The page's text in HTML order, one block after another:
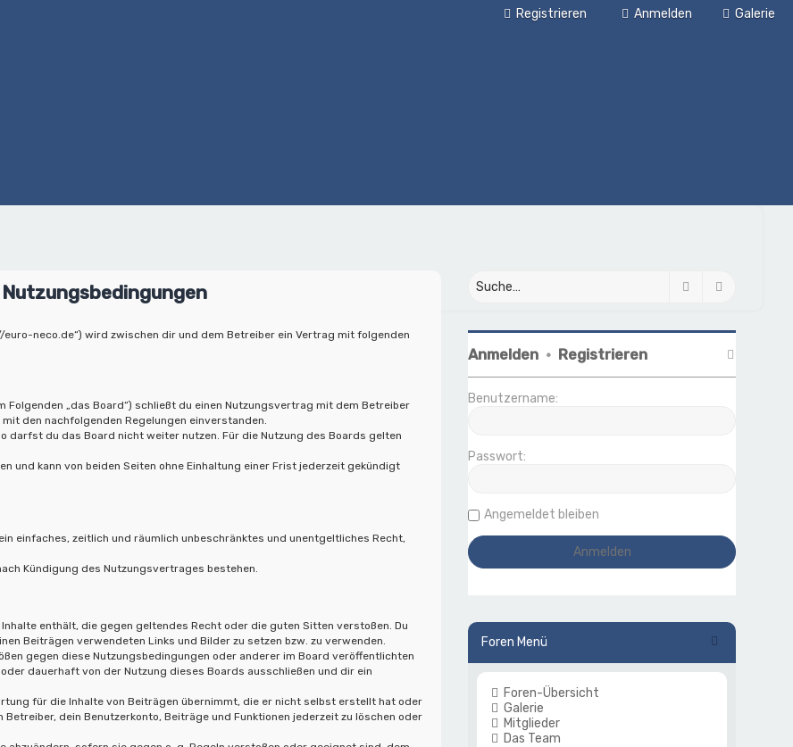
Galerie
Anmelden
Registrieren
euro-neco.de“) wird zwischen dir und dem Betreiber ein Vertrag mit folgenden
Folgenden „das Board“) schließt du einen Nutzungsvertrag mit dem Betreiber
den nachfolgenden Regelungen einverstanden.
darfst du das Board nicht weiter nutzen. Für die Nutzung des Boards gelten
und kann von beiden Seiten ohne Einhaltung einer Frist jederzeit gekündigt
einfaches, zeitlich und räumlich unbeschränktes und unentgeltliches Recht,
Kündigung des Nutzungsvertrages bestehen.
enthält, die gegen geltendes Recht oder die guten Sitten verstoßen. Du
Beiträgen verwendeten Links und Bilder zu setzen bzw. zu verwenden.
gegen diese Nutzungsbedingungen oder anderer im Board veröffentlichten
dauerhaft von der Nutzung dieses Boards ausschließen und dir ein
für die Inhalte von Beiträgen übernimmt, die er nicht selbst erstellt hat oder
dein Benutzerkonto, Beiträge und Funktionen jederzeit zu löschen oder
Suche
Anmelden • Registrieren
Benutzername:
Passwort:
Angemeldet bleiben
Foren Menü
Foren-Übersicht
Galerie
Mitglieder
Das Team